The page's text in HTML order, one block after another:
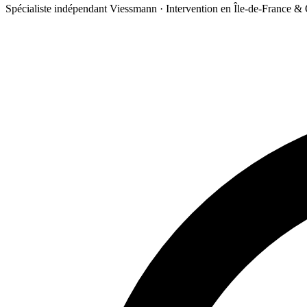
Spécialiste indépendant Viessmann · Intervention en Île-de-France &